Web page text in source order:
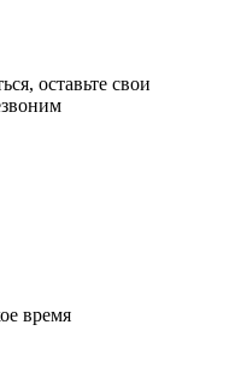
оставьте свои
время